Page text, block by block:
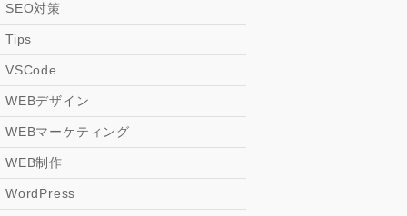
SEO対策
Tips
VSCode
WEBデザイン
WEBマーケティング
WEB制作
WordPress